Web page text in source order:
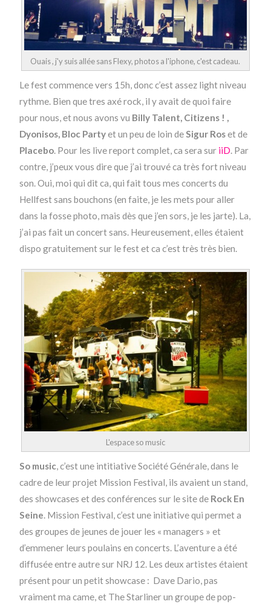
Ouais , j'y suis allée sans Flexy, photos a l'iphone, c'est cadeau.
Le fest commence vers 15h, donc c’est assez light niveau
rythme. Bien que tres axé rock, il y avait de quoi faire
pour nous, et nous avons vu Billy Talent, Citizens ! ,
Dyonisos, Bloc Partyet un peu de loin deSigur Roset de
Placebo. Pour les live report complet, ca sera sur iiD. Par
contre, j’peux vous dire que j’ai trouvé ca très fort niveau
son. Oui, moi qui dit ca, qui fait tous mes concerts du
Hellfest sans bouchons (en faite, je les mets pour aller
dans la fosse photo, mais dès que j’en sors, je les jarte). La,
j’ai pas fait un concert sans. Heureusement, elles étaient
dispo gratuitement sur le fest et ca c’est très très bien.
L'espace so music
So music, c’est une intitiative Société Générale, dans le
cadre de leur projet Mission Festival, ils avaient un stand,
des showcases et des conférences sur le site de Rock En
Seine. Mission Festival, c’est une initiative qui permet a
des groupes de jeunes de jouer les « managers » et
d’emmener leurs poulains en concerts. L’aventure a été
diffusée entre autre sur NRJ 12. Les deux artistes étaient
présent pour un petit showcase : Dave Dario, pas
vraiment ma came, et The Starliner un groupe de pop-